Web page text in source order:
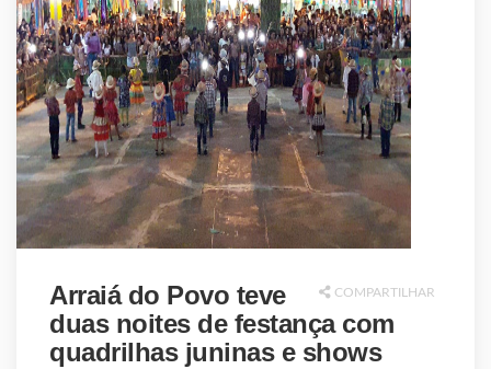
COMPARTILHAR
Arraiá do Povo teve
duas noites de festança com
quadrilhas juninas e shows